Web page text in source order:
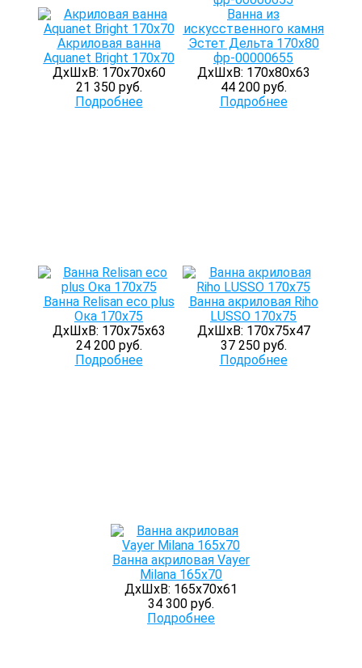
Акриловая ванна
Aquanet Bright 170x70
ДхШхВ: 170х70х60
21 350 руб.
Подробнее
Ванна из
искусственного камня
Эстет Дельта 170x80
фр-00000655
ДхШхВ: 170х80х63
44 200 руб.
Подробнее
Ванна Relisan eco plus
Ока 170х75
ДхШхВ: 170х75х63
24 200 руб.
Подробнее
Ванна акриловая Riho
LUSSO 170x75
ДхШхВ: 170х75х47
37 250 руб.
Подробнее
Ванна акриловая Vayer
Milana 165x70
ДхШхВ: 165х70х61
34 300 руб.
Подробнее